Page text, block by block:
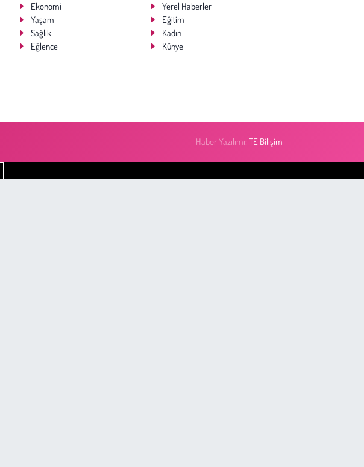
Ekonomi
Yerel Haberler
Yaşam
Eğitim
Sağlık
Kadın
Eğlence
Künye
Haber Yazılımı:TE Bilişim